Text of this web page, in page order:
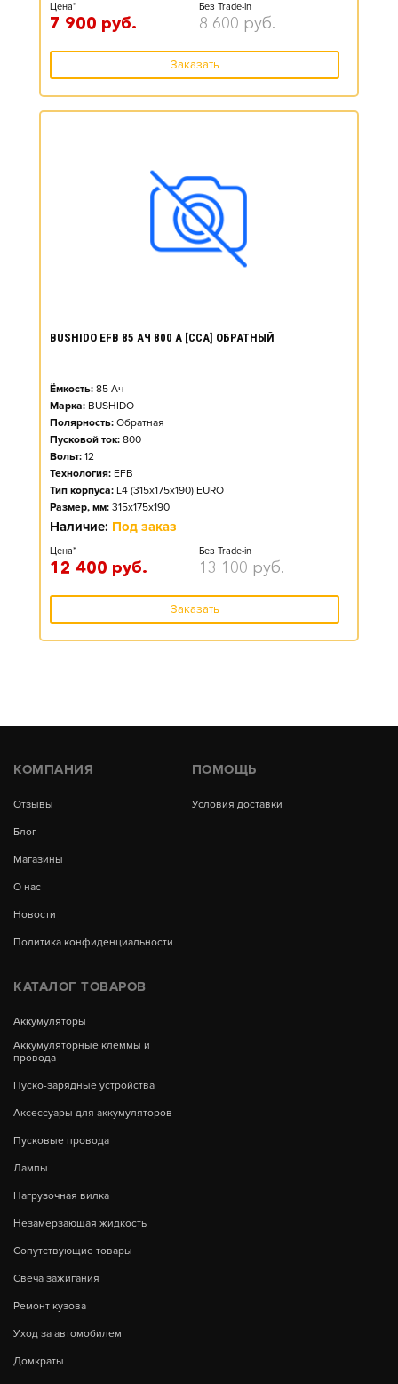
Цена*
7 900 руб.
Без Trade-in
8 600 руб.
Заказать
BUSHIDO EFB 85 АЧ 800 А [CCA] ОБРАТНЫЙ
Ёмкость: 85 Ач
Марка: BUSHIDO
Полярность: Обратная
Пусковой ток: 800
Вольт: 12
Технология: EFB
Тип корпуса: L4 (315x175x190) EURO
Размер, мм: 315x175x190
Наличие: Под заказ
Цена*
12 400 руб.
Без Trade-in
13 100 руб.
Заказать
КОМПАНИЯ
Отзывы
Блог
Магазины
О нас
Новости
Политика конфиденциальности
ПОМОЩЬ
Условия доставки
КАТАЛОГ ТОВАРОВ
Аккумуляторы
Аккумуляторные клеммы и
провода
Пуско-зарядные устройства
Аксессуары для аккумуляторов
Пусковые провода
Лампы
Нагрузочная вилка
Незамерзающая жидкость
Сопутствующие товары
Свеча зажигания
Ремонт кузова
Уход за автомобилем
Домкраты